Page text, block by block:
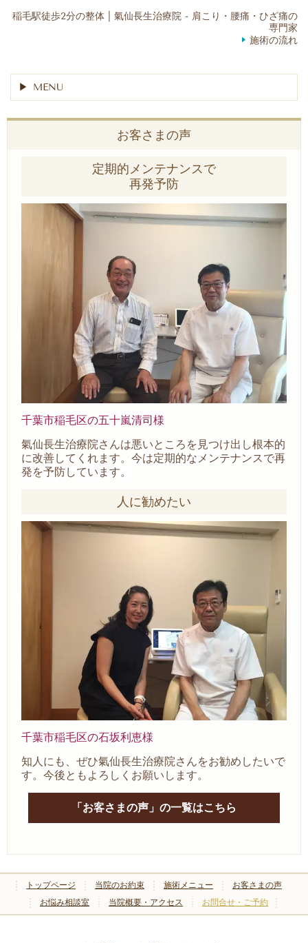
稲毛駅徒歩2分の整体 | 氣仙長生治療院 - 肩こり・腰痛・ひざ痛の
専門家
施術の流れ
MENU
お客さまの声
定期的メンテナンスで
再発予防
千葉市稲毛区の五十嵐清司様
氣仙長生治療院さんは悪いところを見つけ出し根本的
に改善してくれます。 今は定期的なメンテナンスで再
発を予防しています。
人に勧めたい
千葉市稲毛区の石坂利恵様
知人にも、ぜひ氣仙長生治療院さんをお勧めしたいで
す。今後ともよろしくお願いします。
「お客さまの声」の一覧はこちら
トップページ 当院のお約束 施術メニュー
お客さまの声
お悩み相談室
当院概要・アクセス お問合せ・ご予約